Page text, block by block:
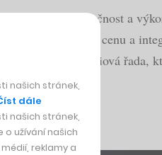
na funkčnost a
na nižší vstupní cenu a
bude také prémiová řada,
našich stránek,
dále
našich stránek,
užívání našich
reklamy a